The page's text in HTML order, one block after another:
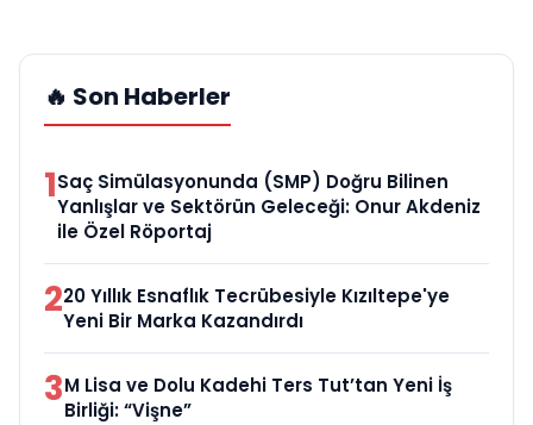
🔥 Son Haberler
1Saç Simülasyonunda (SMP) Doğru Bilinen
Yanlışlar ve Sektörün Geleceği: Onur Akdeniz
ile Özel Röportaj
220 Yıllık Esnaflık Tecrübesiyle Kızıltepe'ye
Yeni Bir Marka Kazandırdı
3M Lisa ve Dolu Kadehi Ters Tut’tan Yeni İş
Birliği: “Vişne”